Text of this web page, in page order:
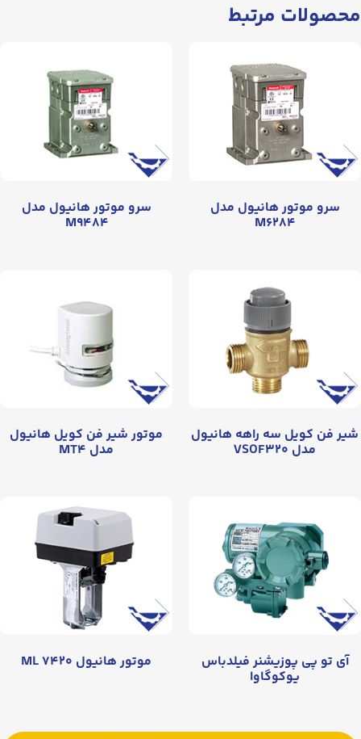
محصولات مرتبط
سرو موتور هانیول مدل
M۶۲۸۴
سرو موتور هانیول مدل
M۹۴۸۴
شیر فن کویل سه راهه هانیول
مدل VSOF۳۲۰
موتور شیر فن کویل هانیول
مدل MT۴
آی تو پی پوزیشنر فیلدباس
یوکوگاوا
موتور هانیول ML ۷۴۲۰